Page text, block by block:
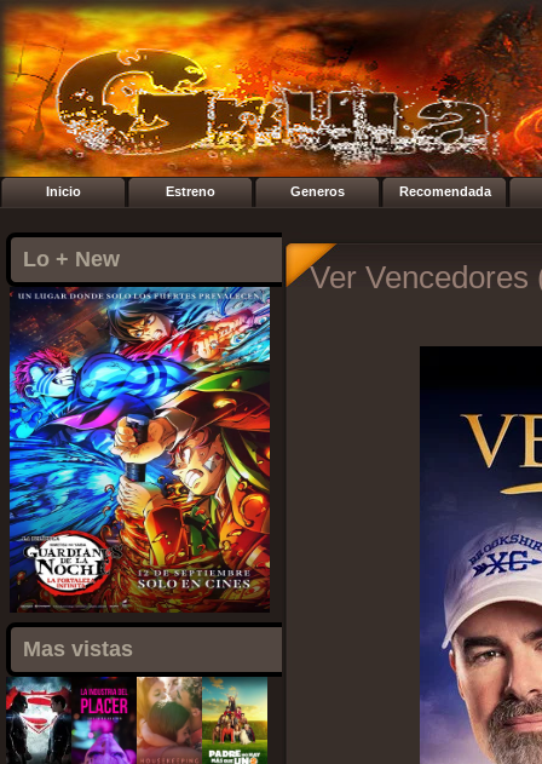
Inicio Estreno Generos Recomendada
Lo + New
Mas vistas
Ver Vencedores